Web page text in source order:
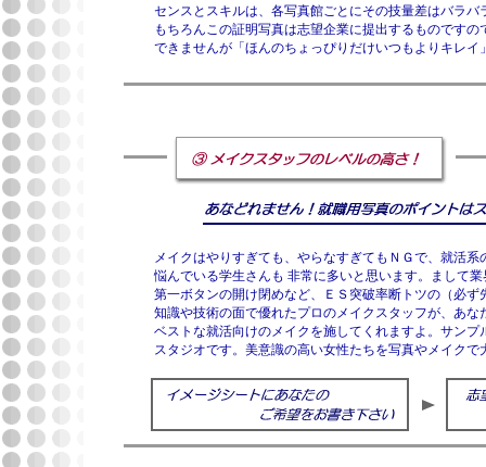
センスとスキルは、各写真館ごとにその技量差はバラ
もちろんこの証明写真は志望企業に提出するものです
できませんが「ほんのちょっぴりだけいつもよりキレ
メイクはやりすぎても、やらなすぎてもＮＧで、就活
悩んでいる学生さんも 非常に多いと思います。まして
第一ボタンの開け閉めなど、ＥＳ突破率断トツの（必
知識や技術の面で優れたプロのメイクスタッフが、あ
ベストな就活向けのメイクを施してくれますよ。サン
スタジオです。美意識の高い女性たちを写真やメイク